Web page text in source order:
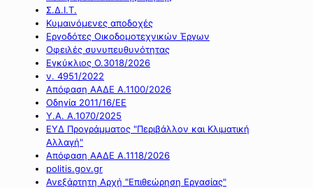
Σ.Δ.Ι.Τ.
Κυμαινόμενες αποδοχές
Εργοδότες Οικοδομοτεχνικών Έργων
Οφειλές συνυπευθυνότητας
Εγκύκλιος Ο.3018/2026
ν. 4951/2022
Απόφαση ΑΑΔΕ Α.1100/2026
Οδηγία 2011/16/ΕΕ
Υ.Α. Α.1070/2025
ΕΥΔ Προγράμματος "Περιβάλλον και Κλιματική
Αλλαγή"
Απόφαση ΑΑΔΕ Α.1118/2026
politis.gov.gr
Ανεξάρτητη Αρχή "Επιθεώρηση Εργασίας"